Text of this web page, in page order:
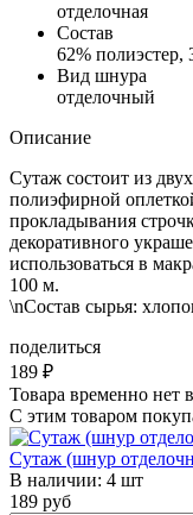
отделочная
Состав
62% полиэстер,
Вид шнура
отделочный
Описание
Сутаж состоит из
полиэфирной
прокладывания
декоративного
использоваться в
100 м.
\nСостав сырья:
поделиться
189 ₽
Товара временно нет
С этим товаром
Сутаж (шнур
В наличии: 4 шт
189 руб